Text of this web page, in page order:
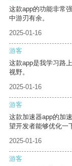
这款app的功能非常
中游刃有余。
2025-01-16
游客
这款app是我学习路
视野。
2025-01-16
游客
这款加速器app的加
望开发者能够优化一
2025-01-16
游客